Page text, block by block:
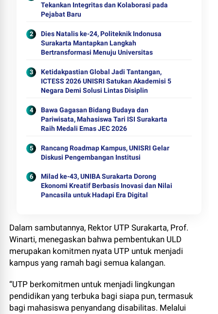
Tekankan Integritas dan Kolaborasi pada
Pejabat Baru
Dies Natalis ke-24, Politeknik Indonusa
Surakarta Mantapkan Langkah
Bertransformasi Menuju Universitas
Ketidakpastian Global Jadi Tantangan,
ICTESS 2026 UNISRI Satukan Akademisi 5
Negara Demi Solusi Lintas Disiplin
Bawa Gagasan Bidang Budaya dan
Pariwisata, Mahasiswa Tari ISI Surakarta
Raih Medali Emas JEC 2026
Rancang Roadmap Kampus, UNISRI Gelar
Diskusi Pengembangan Institusi
Milad ke-43, UNIBA Surakarta Dorong
Ekonomi Kreatif Berbasis Inovasi dan Nilai
Pancasila untuk Hadapi Era Digital
Dalam sambutannya, Rektor UTP Surakarta, Prof.
Winarti, menegaskan bahwa pembentukan ULD
merupakan komitmen nyata UTP untuk menjadi
kampus yang ramah bagi semua kalangan.
“UTP berkomitmen untuk menjadi lingkungan
pendidikan yang terbuka bagi siapa pun, termasuk
bagi mahasiswa penyandang disabilitas. Melalui